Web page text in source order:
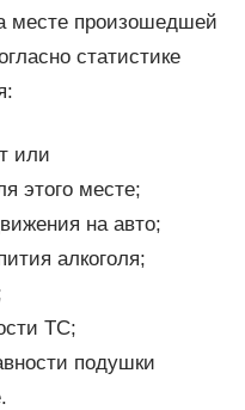
месте произошедшей
статистике
или
этого месте;
на авто;
алкоголя;
ТС;
подушки